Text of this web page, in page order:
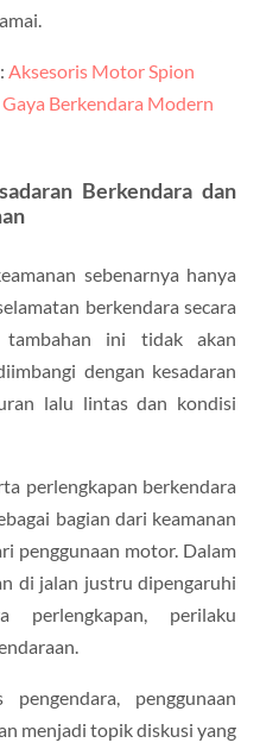
Aksesoris Motor Spion
Berkendara Modern
Berkendara dan
sebenarnya hanya
berkendara secara
tambahan ini tidak akan
dengan kesadaran
lalu lintas dan kondisi
perlengkapan berkendara
bagian dari keamanan
penggunaan motor. Dalam
di jalan justru dipengaruhi
perlengkapan, perilaku
penggunaan
menjadi topik diskusi yang